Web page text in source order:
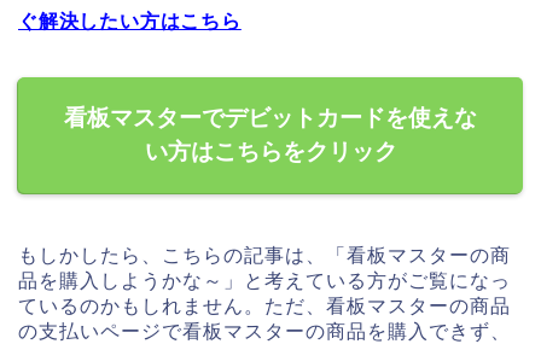
ぐ解決したい方はこちら
看板マスターでデビットカードを使えな
い方はこちらをクリック
もしかしたら、こちらの記事は、「看板マスターの商
品を購入しようかな～」と考えている方がご覧になっ
ているのかもしれません。ただ、看板マスターの商品
の支払いページで看板マスターの商品を購入できず、